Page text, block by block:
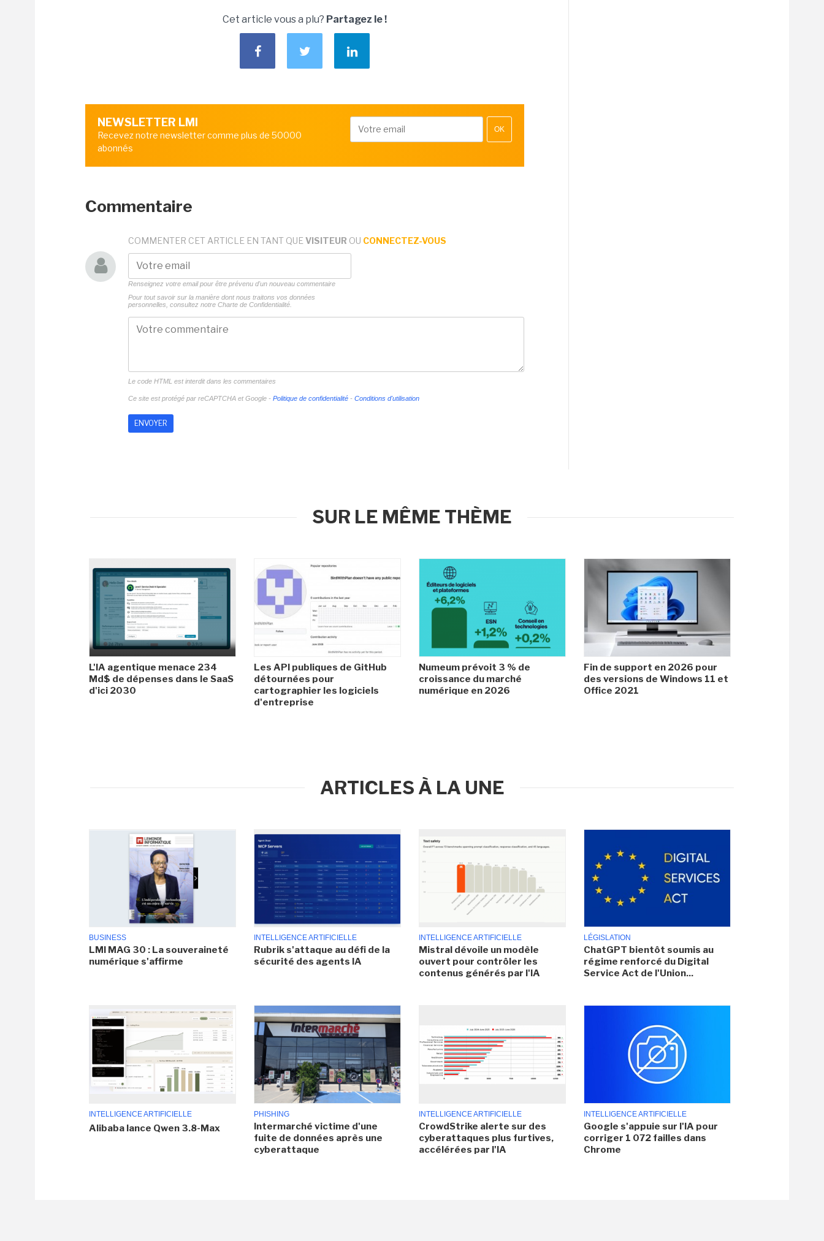
Cet article vous a plu? Partagez le !
NEWSLETTER LMI
Recevez notre newsletter comme plus de 50000
abonnés
OK
Commentaire
COMMENTER CET ARTICLE EN TANT QUE VISITEUR OU CONNECTEZ-VOUS
Renseignez votre email pour être prévenu d'un nouveau commentaire
Pour tout savoir sur la manière dont nous traitons vos données
personnelles, consultez notre Charte de Confidentialité.
Le code HTML est interdit dans les commentaires
Ce site est protégé par reCAPTCHA et Google - Politique de confidentialité - Conditions d'utilisation
SUR LE MÊME THÈME
L'IA agentique menace 234
Md$ de dépenses dans le SaaS
d'ici 2030
Les API publiques de GitHub
détournées pour
cartographier les logiciels
d'entreprise
Numeum prévoit 3 % de
croissance du marché
numérique en 2026
Fin de support en 2026 pour
des versions de Windows 11 et
Office 2021
ARTICLES À LA UNE
BUSINESS
LMI MAG 30 : La souveraineté
numérique s'affirme
INTELLIGENCE ARTIFICIELLE
Rubrik s'attaque au défi de la
sécurité des agents IA
INTELLIGENCE ARTIFICIELLE
Mistral dévoile un modèle
ouvert pour contrôler les
contenus générés par l'IA
LÉGISLATION
ChatGPT bientôt soumis au
régime renforcé du Digital
Service Act de l'Union...
INTELLIGENCE ARTIFICIELLE
Alibaba lance Qwen 3.8-Max
PHISHING
Intermarché victime d'une
fuite de données après une
cyberattaque
INTELLIGENCE ARTIFICIELLE
CrowdStrike alerte sur des
cyberattaques plus furtives,
accélérées par l'IA
INTELLIGENCE ARTIFICIELLE
Google s'appuie sur l'IA pour
corriger 1 072 failles dans
Chrome